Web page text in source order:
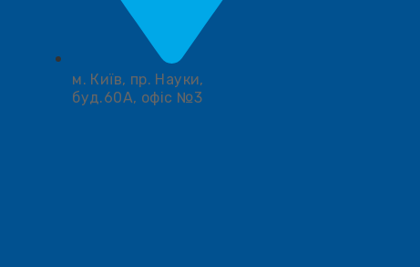
м. Київ, пр. Науки,
буд.60А, офіс №3